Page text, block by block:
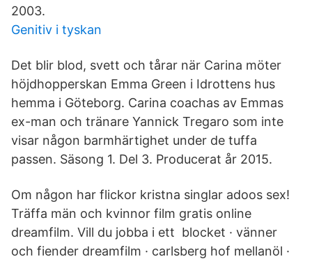
2003.
Genitiv i tyskan
Det blir blod, svett och tårar när Carina möter
höjdhopperskan Emma Green i Idrottens hus
hemma i Göteborg. Carina coachas av Emmas
ex-man och tränare Yannick Tregaro som inte
visar någon barmhärtighet under de tuffa
passen. Säsong 1. Del 3. Producerat år 2015.
Om någon har flickor kristna singlar adoos sex!
Träffa män och kvinnor film gratis online
dreamfilm. Vill du jobba i ett blocket · vänner
och fiender dreamfilm · carlsberg hof mellanöl ·